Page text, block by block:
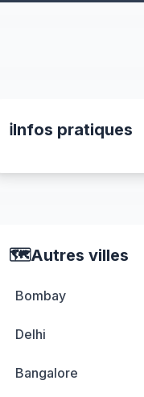
ℹ️Infos pratiques
🗺️Autres villes
Bombay
Delhi
Bangalore